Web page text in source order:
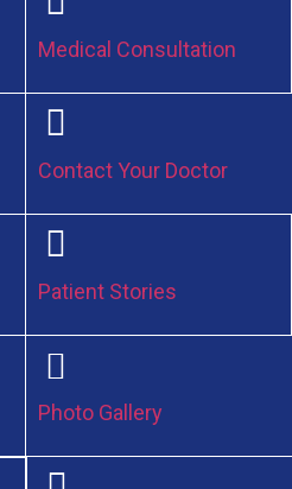
Medical Consultation
Contact Your Doctor
Patient Stories
Photo Gallery